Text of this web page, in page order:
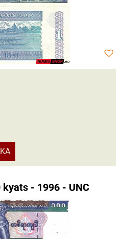
- 1996 - UNC